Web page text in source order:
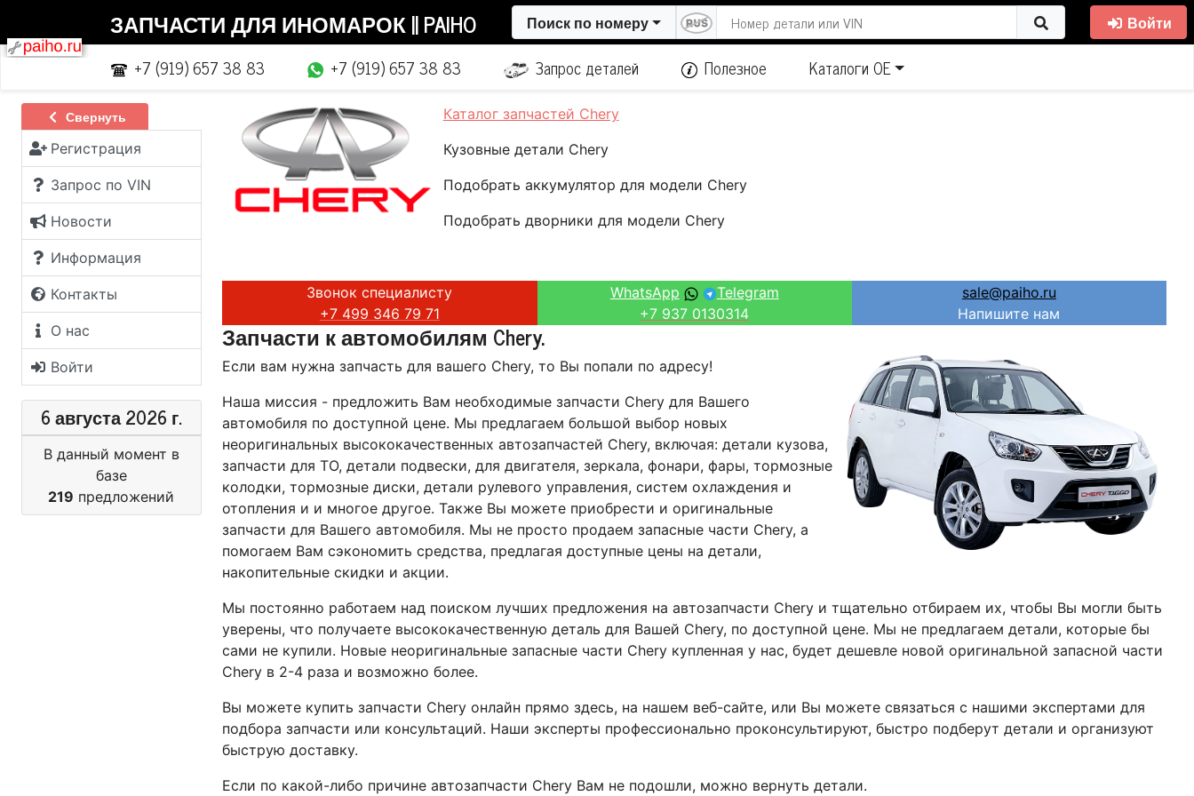
ЗАПЧАСТИ ДЛЯ ИНОМАРОК || PAIHO Поиск по номеру Войти
+7 (919) 657 38 83 +7 (919) 657 38 83 Запрос деталей Полезное Каталоги ОЕ
Свернуть
Регистрация
Запрос по VIN
Новости
Информация
Контакты
О нас
Войти
6 августа 2026 г.
В данный момент в
базе
219 предложений
Каталог запчастей Chery
Кузовные детали Chery
Подобрать аккумулятор для модели Chery
Подобрать дворники для модели Chery
Звонок специалисту
+7 499 346 79 71
WhatsApp
Telegram
+7 937 0130314
sale@paiho.ru
Напишите нам
Запчастик автомобилям Chery.
Если вам нужна запчасть для вашего Chery, то Вы попали по адресу!
Наша миссия - предложить Вам необходимые запчасти Chery для Вашего
автомобиля по доступной цене. Мы предлагаем большой выбор новых
неоригинальных высококачественных автозапчастей Chery, включая: детали кузова,
запчасти для ТО, детали подвески, для двигателя, зеркала, фонари, фары, тормозные
колодки, тормозные диски, детали рулевого управления, систем охлаждения и
отопления и и многое другое. Также Вы можете приобрести и оригинальные
запчасти для Вашего автомобиля. Мы не просто продаем запасные части Chery, а
помогаем Вам сэкономить средства, предлагая доступные цены на детали,
накопительные скидки и акции.
Мы постоянно работаем над поиском лучших предложения на автозапчасти Chery и тщательно отбираем их, чтобы Вы могли быть
уверены, что получаете высококачественную деталь для Вашей Chery, по доступной цене. Мы не предлагаем детали, которые бы
сами не купили. Новые неоригинальные запасные части Chery купленная у нас, будет дешевле новой оригинальной запасной части
Chery в 2-4 раза и возможно более.
Вы можете купить запчасти Chery онлайн прямо здесь, на нашем веб-сайте, или Вы можете связаться с нашими экспертами для
подбора запчасти или консультаций. Наши эксперты профессионально проконсультируют, быстро подберут детали и организуют
быструю доставку.
Если по какой-либо причине автозапчасти Chery Вам не подошли, можно вернуть детали.